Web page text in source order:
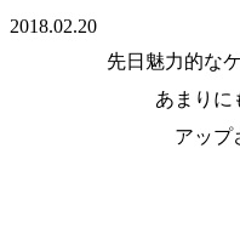
2018.02.20
先日魅力的な
あまりに
アップ